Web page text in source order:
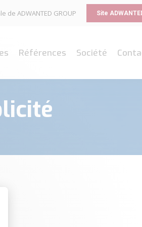
de ADWANTED GROUP Site
Références Société